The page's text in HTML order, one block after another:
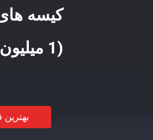
(1 میلیون، 100 کیسه)